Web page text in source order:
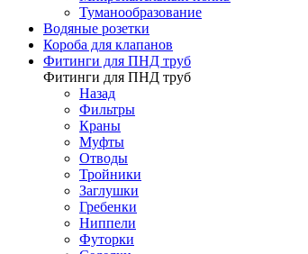
Туманообразование
Водяные розетки
Короба для клапанов
Фитинги для ПНД труб
Фитинги для ПНД труб
Назад
Фильтры
Краны
Муфты
Отводы
Тройники
Заглушки
Гребенки
Ниппели
Футорки